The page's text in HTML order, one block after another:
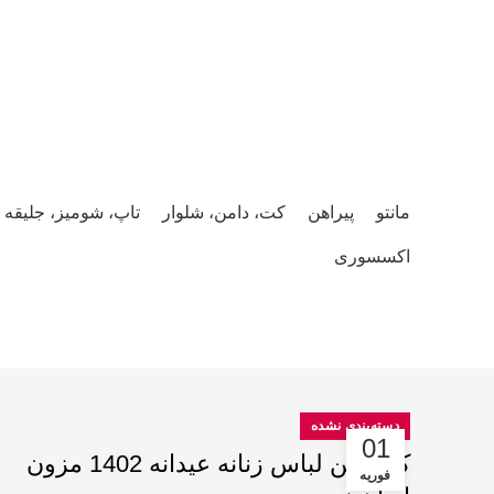
مانتو پیراهن کت، دامن، شلوار تاپ، شومیز، جلیقه
اکسسوری
01
فوریه
دسته‌بندی نشده
کالکشن لباس زنانه عیدانه 1402 مزون